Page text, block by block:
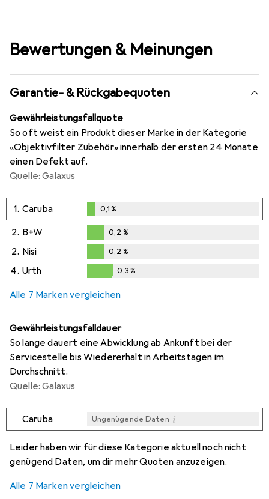
Bewertungen & Meinungen
Garantie- & Rückgabequoten
Gewährleistungsfallquote
So oft weist ein Produkt dieser Marke in der Kategorie
«Objektivfilter Zubehör» innerhalb der ersten 24 Monate
einen Defekt auf.
Quelle: Galaxus
1. Caruba
0,1%
0,1%
2. B+W
0,2%
0,2 %
2. Nisi
0,2%
0,2 %
4. Urth 0,3%
Alle 7 Marken vergleichen
Gewährleistungsfalldauer
So lange dauert eine Abwicklung ab Ankunft bei der
Servicestelle bis Wiedererhalt in Arbeitstagen im
Durchschnitt.
Quelle: Galaxus
Caruba Ungenügende Daten i
i
i
i
i
Leider haben wir für diese Kategorie aktuell noch nicht
genügend Daten, um dir mehr Quoten anzuzeigen.
Alle 7 Marken vergleichen